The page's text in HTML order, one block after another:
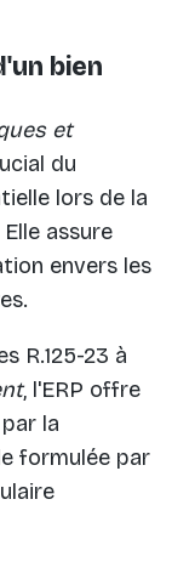
bien
et
du
lors de la
assure
envers les
R.125-23 à
, l'ERP offre
la
formulée par